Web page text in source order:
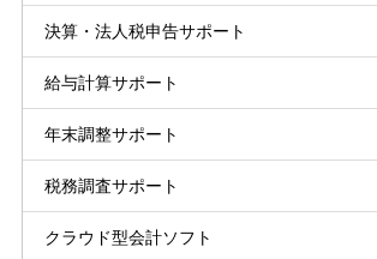
決算・法人税申告サポート
給与計算サポート
年末調整サポート
税務調査サポート
クラウド型会計ソフト